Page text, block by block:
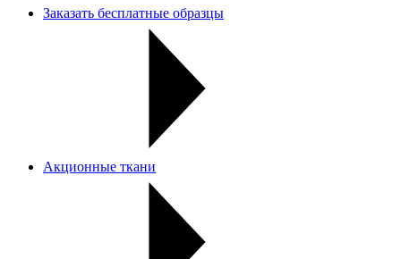
Заказать бесплатные образцы
Акционные ткани